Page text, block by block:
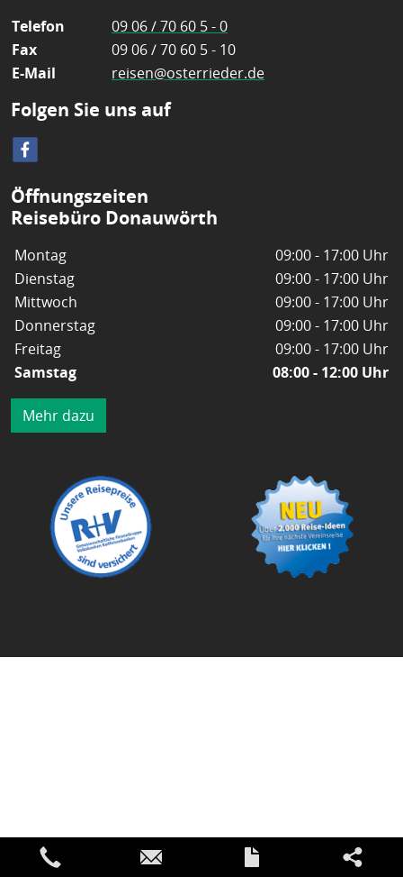
Telefon
09 06 / 70 60 5 - 0
Fax
09 06 / 70 60 5 - 10
E-Mail
reisen@osterrieder.de
Folgen Sie uns auf
Öffnungszeiten
Reisebüro Donauwörth
Montag
09:00 - 17:00 Uhr
Dienstag
09:00 - 17:00 Uhr
Mittwoch
09:00 - 17:00 Uhr
Donnerstag
09:00 - 17:00 Uhr
Freitag
09:00 - 17:00 Uhr
Samstag
08:00 - 12:00 Uhr
Mehr dazu